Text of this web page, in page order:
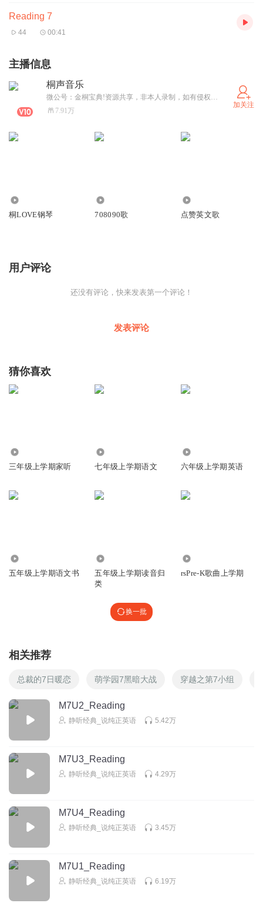
Reading 7
44 00:41
主播信息
桐声音乐
微公号：金桐宝典!资源共享，非本人录制，如有侵权请告知删除，谢谢。为了宝贝，加油！
7.91万
加关注
桐LOVE钢琴 708090歌 点赞英文歌
用户评论
还没有评论，快来发表第一个评论！
发表评论
猜你喜欢
三年级上学期家听 七年级上学期语文 六年级上学期英语
五年级上学期语文书
五年级上学期读音归
类
rsPre-K歌曲上学期
换一批
相关推荐
总裁的7日暖恋 萌学园7黑暗大战 穿越之第7小组
M7U2_Reading
静听经典_说纯正英语 5.42万
M7U3_Reading
静听经典_说纯正英语 4.29万
M7U4_Reading
静听经典_说纯正英语 3.45万
M7U1_Reading
静听经典_说纯正英语 6.19万